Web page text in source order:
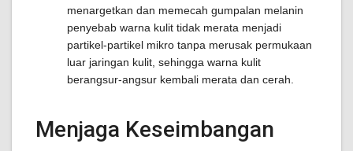
menargetkan dan memecah gumpalan melanin
penyebab warna kulit tidak merata menjadi
partikel-partikel mikro tanpa merusak permukaan
luar jaringan kulit, sehingga warna kulit
berangsur-angsur kembali merata dan cerah.
Menjaga Keseimbangan